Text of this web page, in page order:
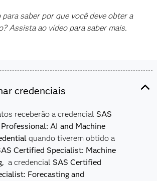
saber por que você deve obter a
Assista ao vídeo para saber mais.
credenciais
receberão a credencial SAS
AI and Machine
quando tiverem obtido a
Certified Specialist: Machine
a credencial SAS Certified
Forecasting and